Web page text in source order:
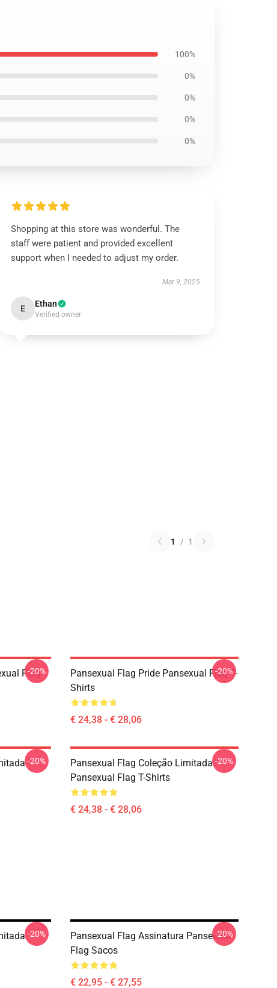
100%
0%
0%
0%
0%
Shopping at this store was wonderful. The
staff were patient and provided excellent
support when I needed to adjust my order.
Mar 9, 2025
E Ethan
Verified owner
1 / 1
Flag
-20%
Pansexual Flag Pride Pansexual Flag T-
Shirts
€ 24,38 - € 28,06
-20%
-20%
Pansexual Flag Coleção Limitada
Pansexual Flag T-Shirts
€ 24,38 - € 28,06
-20%
-20%
Pansexual Flag Assinatura Pansexual
Flag Sacos
€ 22,95 - € 27,55
-20%